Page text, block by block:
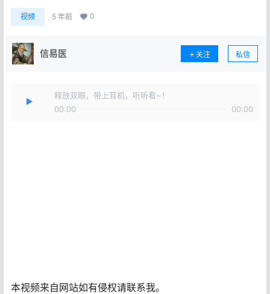
视频 5 年前 0
信易医 关注 私信
释放双眼，带上耳机，听听看~！
00:00
00:00
本视频来自网站如有侵权请联系我。